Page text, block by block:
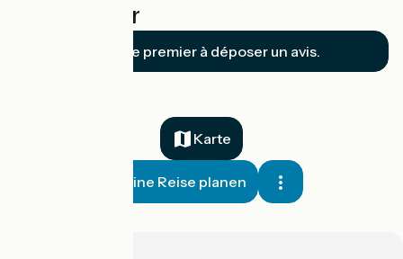
Forcalquier
Soyez le premier à déposer un avis.
Karte
Meine Reise planen